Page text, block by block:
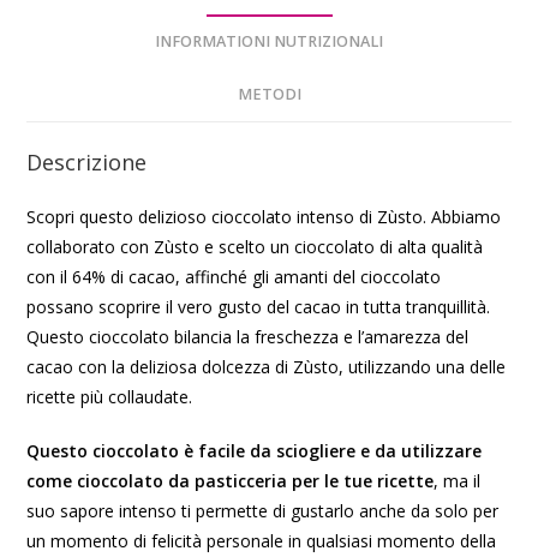
INFORMATIONI NUTRIZIONALI
METODI
Descrizione
Scopri questo delizioso cioccolato intenso di Zùsto. Abbiamo
collaborato con Zùsto e scelto un cioccolato di alta qualità
con il 64% di cacao, affinché gli amanti del cioccolato
possano scoprire il vero gusto del cacao in tutta tranquillità.
Questo cioccolato bilancia la freschezza e l’amarezza del
cacao con la deliziosa dolcezza di Zùsto, utilizzando una delle
ricette più collaudate.
Questo cioccolato è facile da sciogliere e da utilizzare
come cioccolato da pasticceria per le tue ricette, ma il
suo sapore intenso ti permette di gustarlo anche da solo per
un momento di felicità personale in qualsiasi momento della